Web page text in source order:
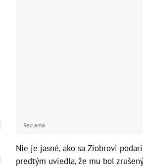
Reklama
Nie je jasné, ako sa Ziobrovi
predtým uviedla, že mu bol